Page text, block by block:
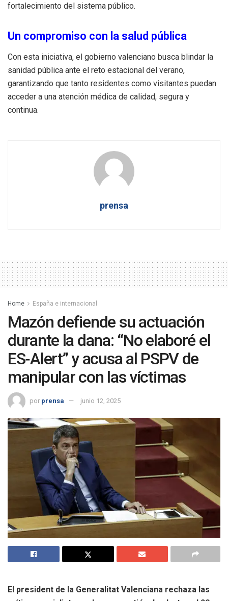
fortalecimiento del sistema público.
Un compromiso con la salud pública
Con esta iniciativa, el gobierno valenciano busca blindar la
sanidad pública ante el reto estacional del verano,
garantizando que tanto residentes como visitantes puedan
acceder a una atención médica de calidad, segura y
continua.
prensa
Home España e internacional
Mazón defiende su actuación
durante la dana: “No elaboré el
ES‑Alert” y acusa al PSPV de
manipular con las víctimas
por prensa junio 12, 2025
El president de la Generalitat Valenciana rechaza las